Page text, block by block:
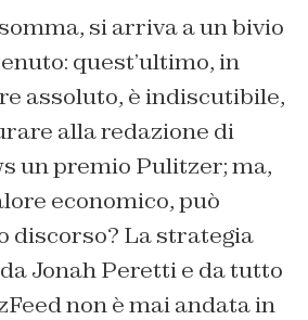
si arriva a un bivio
quest’ultimo, in
assoluto, è indiscutibile,
alla redazione di
un premio Pulitzer; ma,
economico, può
discorso? La strategia
Jonah Peretti e da tutto
non è mai andata in